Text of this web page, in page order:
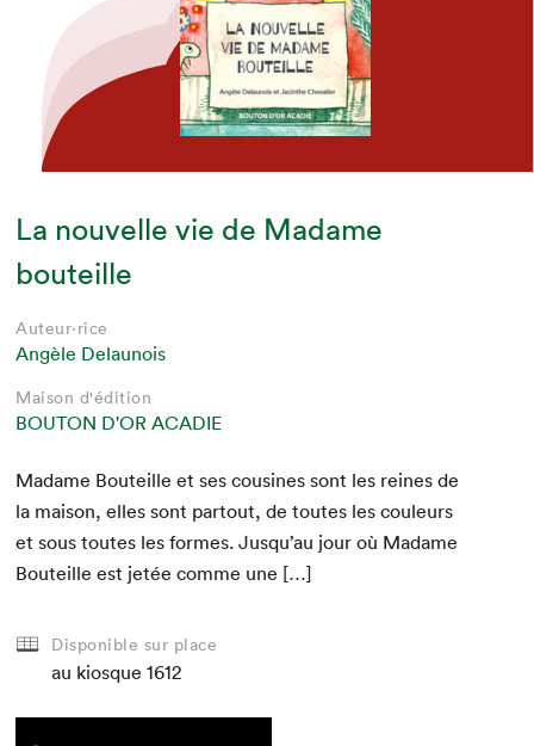
La nouvelle vie de Madame
bouteille
Auteur·rice
Angèle Delaunois
Maison d'édition
BOUTON D'OR ACADIE
Madame Bouteille et ses cousines sont les reines de
la mai­son, elles sont partout, de toutes les couleurs
et sous toutes les formes. Jusqu’au jour où Madame
Bouteille est jetée comme une […]
Disponible sur place
au kiosque 1612